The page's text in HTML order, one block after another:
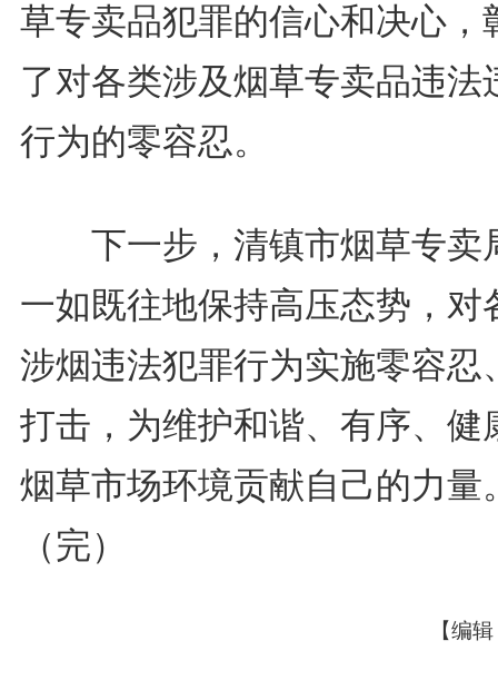
草专卖品犯罪的信心和决心，
了对各类涉及烟草专卖品违法
行为的零容忍。
下一步，清镇市烟草专卖
一如既往地保持高压态势，对
涉烟违法犯罪行为实施零容忍
打击，为维护和谐、有序、健
烟草市场环境贡献自己的力量
（完）
【编